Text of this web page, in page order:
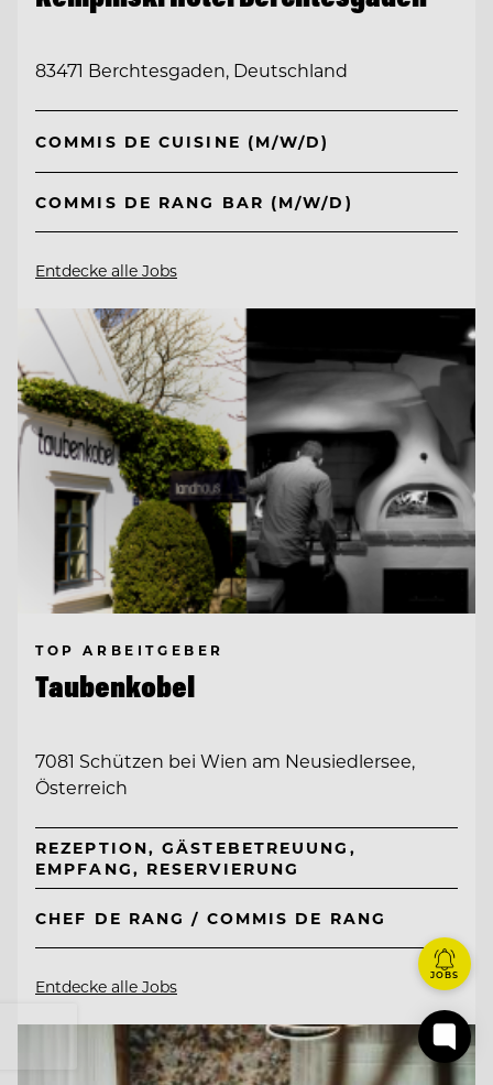
83471 Berchtesgaden, Deutschland
COMMIS DE CUISINE (M/W/D)
COMMIS DE RANG BAR (M/W/D)
Entdecke alle Jobs
TOP ARBEITGEBER
Taubenkobel
7081 Schützen bei Wien am Neusiedlersee,
Österreich
REZEPTION, GÄSTEBETREUUNG,
EMPFANG, RESERVIERUNG
CHEF DE RANG / COMMIS DE RANG
Entdecke alle Jobs
JOBS